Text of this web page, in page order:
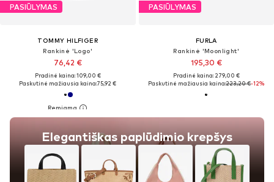
PASIŪLYMAS
TOMMY HILFIGER
Rankinė 'Logo'
76,42 €
Pradinė kaina: 109,00 €
Paskutinė mažiausia kaina:75,92 €
PASIŪLYMAS
FURLA
Rankinė 'Moonlight'
195,30 €
Pradinė kaina: 279,00 €
Paskutinė mažiausia kaina:223,20 €-12%
Elegantiškas paplūdimio krepšys